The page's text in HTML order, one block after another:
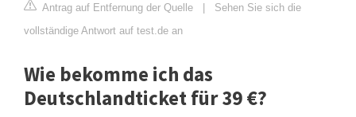
Antrag auf Entfernung der Quelle | Sehen Sie sich die
vollständige Antwort auf test.de an
Wie bekomme ich das
Deutschlandticket für 39 €?